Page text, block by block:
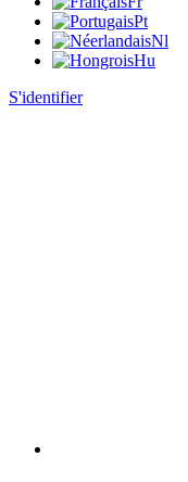
Pt
Nl
Hu
S'identifier